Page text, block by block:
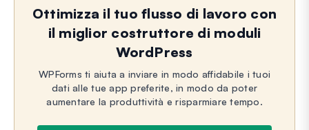
Ottimizza il tuo flusso di lavoro con
il miglior costruttore di moduli
WordPress
WPForms ti aiuta a inviare in modo affidabile i tuoi
dati alle tue app preferite, in modo da poter
aumentare la produttività e risparmiare tempo.